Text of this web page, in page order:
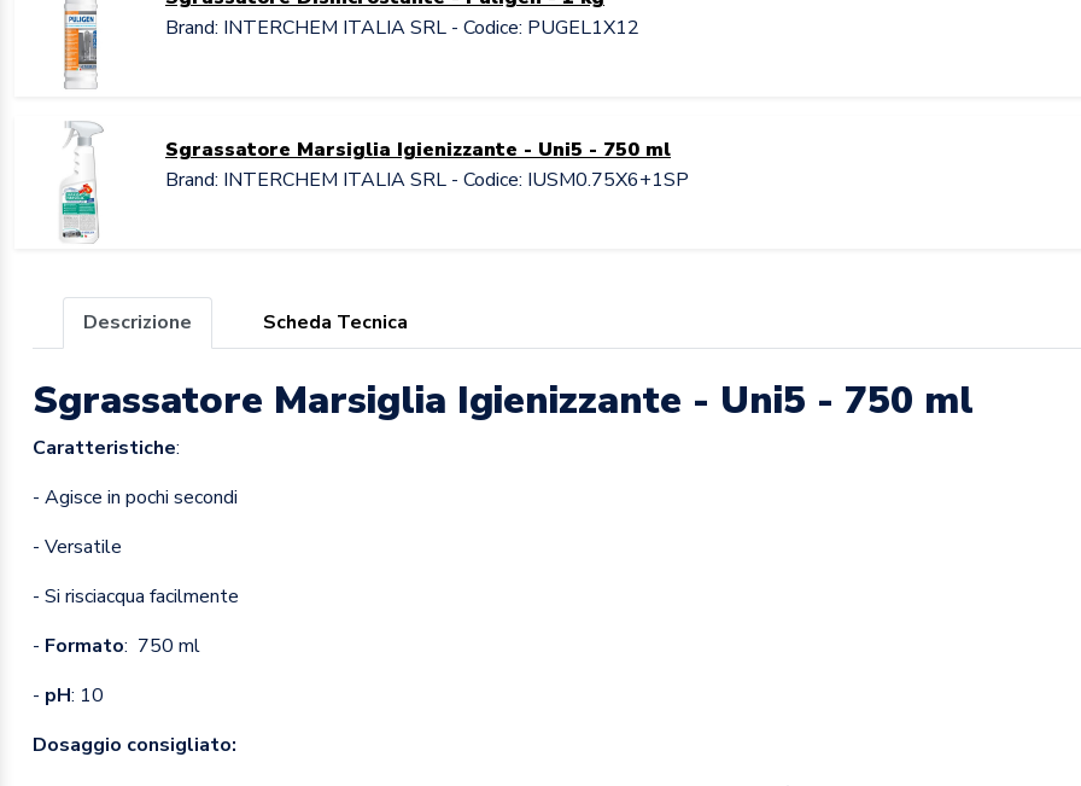
Brand: INTERCHEM ITALIA SRL - Codice: PUGEL1X12
Sgrassatore Marsiglia Igienizzante - Uni5 - 750 ml
Brand: INTERCHEM ITALIA SRL - Codice: IUSM0.75X6+1SP
Descrizione Scheda Tecnica
Sgrassatore Marsiglia Igienizzante - Uni5 - 750 ml
Caratteristiche:
- Agisce in pochi secondi
- Versatile
- Si risciacqua facilmente
- Formato: 750 ml
- pH: 10
Dosaggio consigliato: